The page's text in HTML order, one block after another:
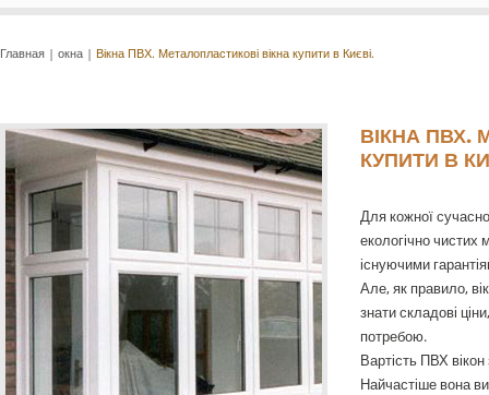
Главная | окна | Вікна ПВХ. Металопластикові вікна купити в Києві.
ВІКНА ПВХ.
КУПИТИ В
Для кожної
екологічно чистих
існуючими
Але, як правило,
знати складові
потребою.
Вартість ПВХ вікон
Найчастіше вона